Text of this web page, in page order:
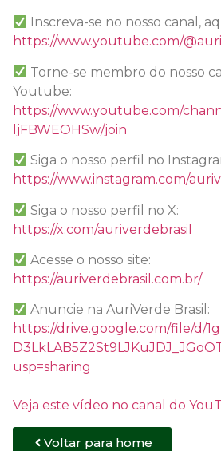
Inscreva-se no nosso canal,
https://www.youtube.com/
Torne-se membro do nosso
Youtube:
https://www.youtube.com/
ljFBWEOHSw/join
Siga o nosso perfil no
https://www.instagram.com/
Siga o nosso perfil no X:
https://x.com/auriverdebrasil
Acesse o nosso site:
https://auriverdebrasil.com.br/
Anuncie na AuriVerde Brasil:
https://drive.google.com/file/d/
usp=sharing
Veja este vídeo no canal do
Voltar para home